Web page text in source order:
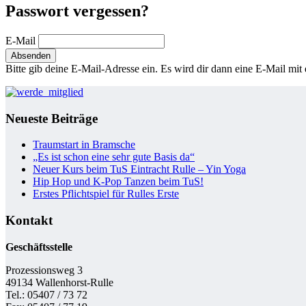
Passwort vergessen?
E-Mail
Bitte gib deine E-Mail-Adresse ein. Es wird dir dann eine E-Mail mit
Neueste Beiträge
Traumstart in Bramsche
„Es ist schon eine sehr gute Basis da“
Neuer Kurs beim TuS Eintracht Rulle – Yin Yoga
Hip Hop und K-Pop Tanzen beim TuS!
Erstes Pflichtspiel für Rulles Erste
Kontakt
Geschäftsstelle
Prozessionsweg 3
49134 Wallenhorst-Rulle
Tel.: 05407 / 73 72